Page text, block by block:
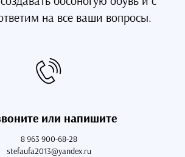
на все ваши вопросы.
или напишите
8 963 900-68-28
stefaufa2013@yandex.ru